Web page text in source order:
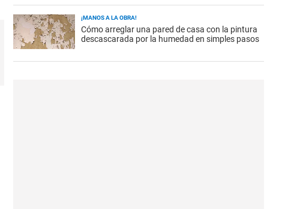
¡MANOS A LA OBRA!
Cómo arreglar una pared de casa con la pintura
descascarada por la humedad en simples pasos